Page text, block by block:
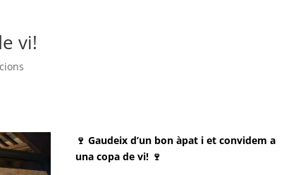
vi!
🍷 Gaudeix d’un bon àpat i et convidem a
una copa de vi! 🍷